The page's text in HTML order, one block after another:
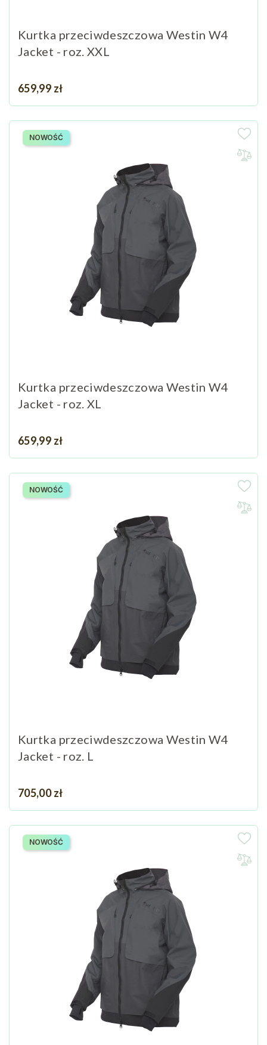
Kurtka przeciwdeszczowa Westin W4
Jacket - roz. XXL
Cena
659,99 zł
Kurtka przeciwdeszczowa Westin W4
Jacket - roz. XL
Cena
659,99 zł
NOWOŚĆ
Kurtka przeciwdeszczowa Westin W4
Jacket - roz. L
Cena
705,00 zł
NOWOŚĆ
NOWOŚĆ